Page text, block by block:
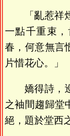
「亂惹
一點千重束
春，何意無言
片惜花心。」
嬌得詩，
之袖間趨歸堂
絕，題於堂西